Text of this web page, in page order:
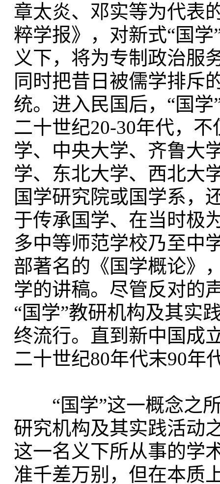
章太炎、邓实等为代表
粹学报》，对新式“国
义下，将为专制政治服
同时把昔日被儒学排斥
统。进入民国后，“国
二十世纪20-30年代，
学、中央大学、齐鲁大
学、东北大学、西北大
国学研究院或国学系，
于传承国学、在当时极
多中等师范学校乃至中
部著名的《国学概论》
学的讲稿。尽管反对的
“国学”教研机构及其实
终流行。直到新中国成
二十世纪80年代末90年
“国学”这一概念之所
研究机构及其实践活动
这一名义下所从事的学
准千差万别，但在本质